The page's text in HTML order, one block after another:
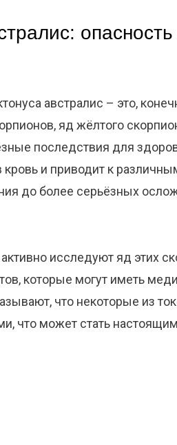
австралис – это,
яд жёлтого
последствия для
кровь и приводит к
до более серьёзных
исследуют яд этих
которые могут иметь
что некоторые из
что может стать